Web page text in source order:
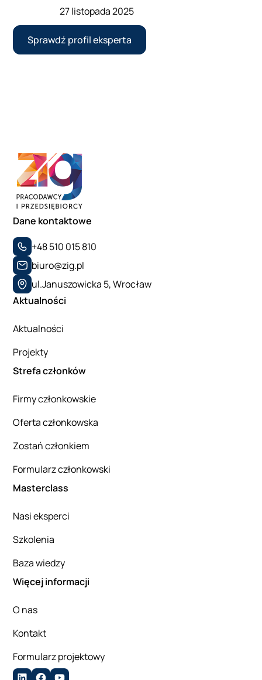
27 listopada 2025
Sprawdź profil eksperta
Dane kontaktowe
+48 510 015 810
biuro@zig.pl
ul.Januszowicka 5, Wrocław
Aktualności
Aktualności
Projekty
Strefa członków
Firmy członkowskie
Oferta członkowska
Zostań członkiem
Formularz członkowski
Masterclass
Nasi eksperci
Szkolenia
Baza wiedzy
Więcej informacji
O nas
Kontakt
Formularz projektowy